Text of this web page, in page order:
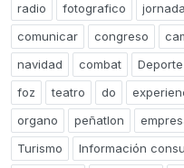
radio
fotografico
comunicar
congreso
navidad
combat Deporte
foz
teatro do
organo
peñatlon
Turismo
Información